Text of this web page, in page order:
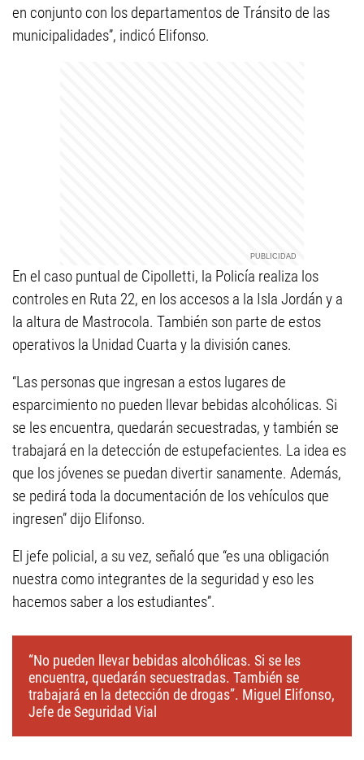
en conjunto con los departamentos de Tránsito de las
municipalidades”, indicó Elifonso.
En el caso puntual de Cipolletti, la Policía realiza los
controles en Ruta 22, en los accesos a la Isla Jordán y a
la altura de Mastrocola. También son parte de estos
operativos la Unidad Cuarta y la división canes.
“Las personas que ingresan a estos lugares de
esparcimiento no pueden llevar bebidas alcohólicas. Si
se les encuentra, quedarán secuestradas, y también se
trabajará en la detección de estupefacientes. La idea es
que los jóvenes se puedan divertir sanamente. Además,
se pedirá toda la documentación de los vehículos que
ingresen” dijo Elifonso.
El jefe policial, a su vez, señaló que “es una obligación
nuestra como integrantes de la seguridad y eso les
hacemos saber a los estudiantes”.
“No pueden llevar bebidas alcohólicas. Si se les
encuentra, quedarán secuestradas. También se
trabajará en la detección de drogas”. Miguel Elifonso,
Jefe de Seguridad Vial